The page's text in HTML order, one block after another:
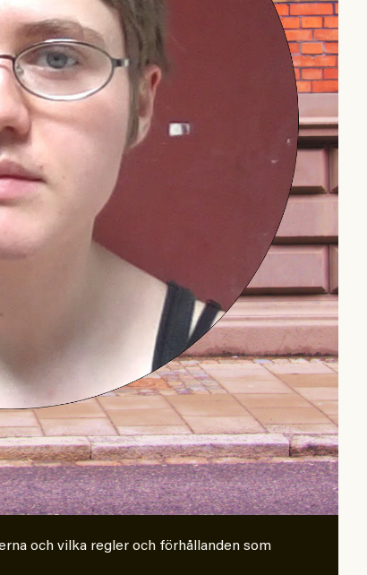
och vilka regler och förhållanden som